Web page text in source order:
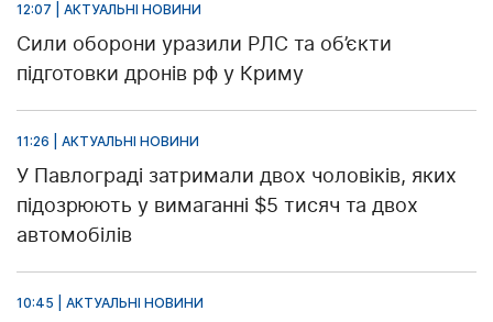
12:07 | АКТУАЛЬНІ НОВИНИ
Сили оборони уразили РЛС та об’єкти
підготовки дронів рф у Криму
11:26 | АКТУАЛЬНІ НОВИНИ
У Павлограді затримали двох чоловіків, яких
підозрюють у вимаганні $5 тисяч та двох
автомобілів
10:45 | АКТУАЛЬНІ НОВИНИ